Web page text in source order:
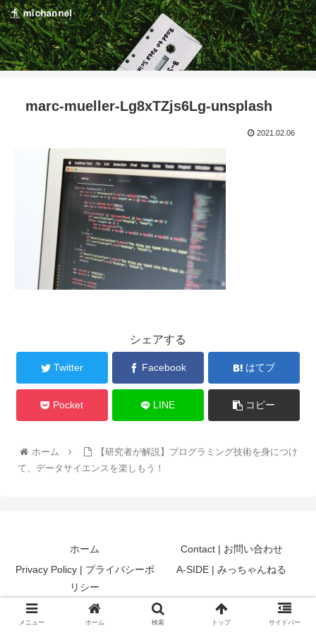
marc-mueller-Lg8xTZjs6Lg-unsplash
2021.02.06
シェアする
Twitter Facebook はてブ
Pocket LINE コピー
ホーム
【研究者が解説】プログラミング技術を身につけ
て、データサイエンスを楽しもう！
ホーム
Contact | お問い合わせ
Privacy Policy | プライバシーポ
リシー
A-SIDE | みっちゃんねる
© 2020 mi-chan-nel | データサイエンティストへの道.
メニュー ホーム 検索 トップ サイドバー